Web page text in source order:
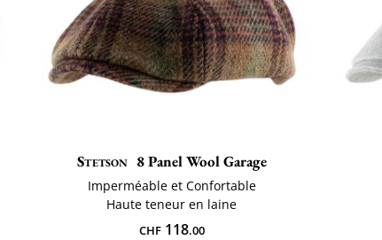
Stetson 8 Panel Wool Garage
Imperméable et Confortable
Haute teneur en laine
CHF118.00